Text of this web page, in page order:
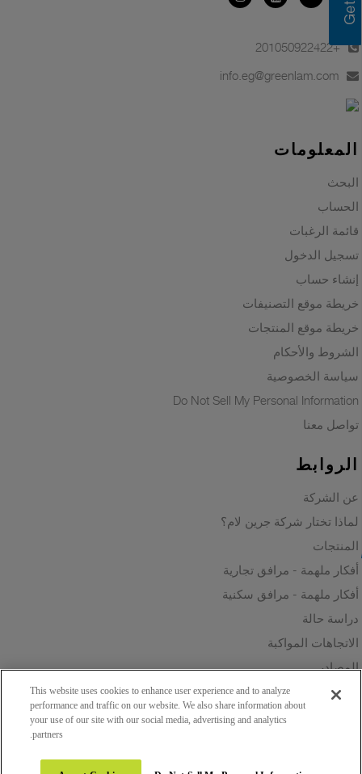
+201050922422
info.eg@greenlam.com
المعلومات
البحث
الحساب
قائمة الرغبات
تسجيل الدخول
إنشاء حساب
خريطة موقع التصنيفات
خريطة موقع المنتجات
الشروط والأحكام
سياسة الخصوصية
Do Not Sell My Personal Information
تواصل معنا
الروابط
عن الشركة
لماذا تختار شركة جرين لام؟
المنتجات
أفكار ملهمة - مرافق تجارية
أفكار ملهمة - مرافق سكنية
دراسة حالة
الاتجاهات المواكبة
المصادر
الاستدامة
Greenlam Compact Laminates
I consent to have this website store
respond to my inquiry.
This website uses cookies to enhance user experience and to analyze
performance and traffic on our website. We also share information about
your use of our site with our social media, advertising and analytics
partners.